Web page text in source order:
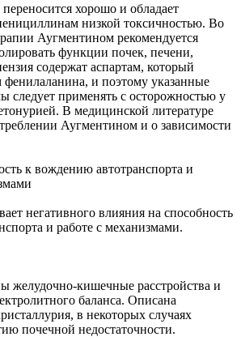
хорошо и обладает
низкой токсичностью. Во
Аугментином рекомендуется
функции почек, печени,
содержат аспартам, который
фенилаланина, и поэтому указанные
следует применять с осторожностью у
В медицинской литературе
Аугментином и о зависимости
к вождению автотранспорта и
негативного влияния на способность
и работе с механизмами.
кишечные расстройства и
баланса. Описана
в некоторых случаях
почечной недостаточности.